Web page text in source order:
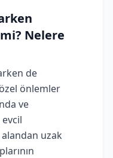
Nelere
de
önlemler
ve
alandan uzak